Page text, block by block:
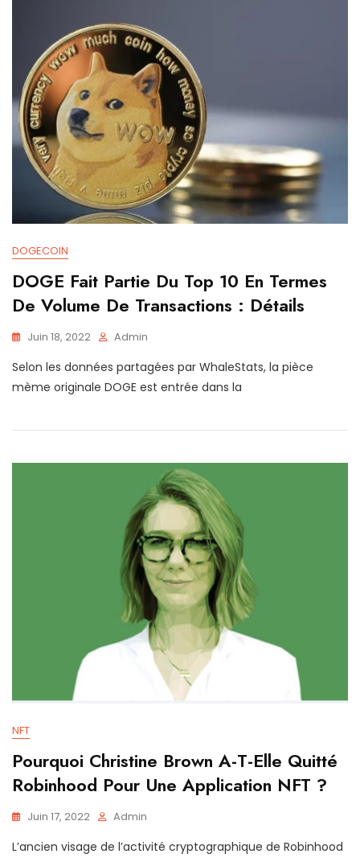
DOGECOIN
DOGE Fait Partie Du Top 10 En Termes
De Volume De Transactions : Détails
Juin 18, 2022 Admin
Selon les données partagées par WhaleStats, la pièce
mème originale DOGE est entrée dans la
NFT
Pourquoi Christine Brown A-T-Elle Quitté
Robinhood Pour Une Application NFT ?
Juin 17, 2022 Admin
L’ancien visage de l’activité cryptographique de Robinhood